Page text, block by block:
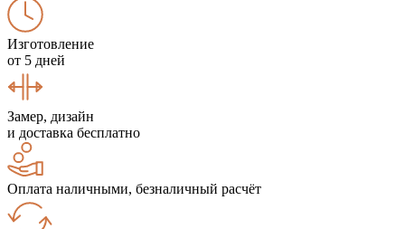
Изготовление
от 5 дней
Замер, дизайн
и доставка бесплатно
Оплата наличными, безналичный расчёт